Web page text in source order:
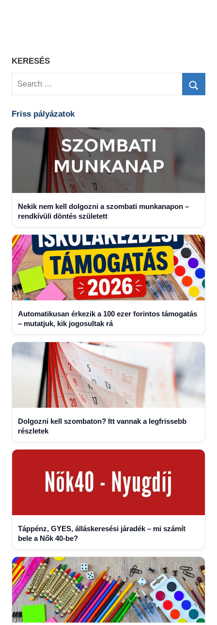
KERESÉS
Search
Friss pályázatok
Nekik nem kell dolgozni a szombati munkanapon –
rendkívüli döntés született
Automatikusan érkezik a 100 ezer forintos támogatás
– mutatjuk, kik jogosultak rá
Dolgozni kell szombaton? Itt vannak a legfrissebb
részletek
Táppénz, GYES, álláskeresési járadék – mi számít
bele a Nők 40-be?